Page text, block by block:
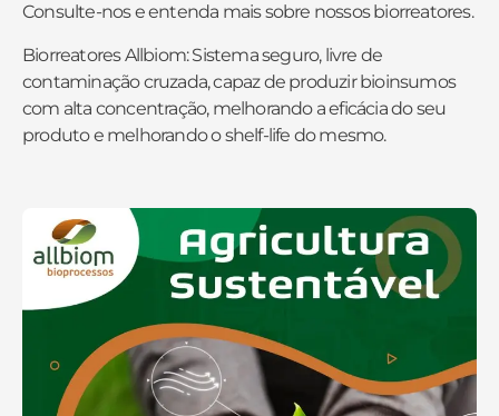
Consulte-nos e entenda mais sobre nossos biorreatores.
Biorreatores Allbiom: Sistema seguro, livre de
contaminação cruzada, capaz de produzir bioinsumos
com alta concentração, melhorando a eficácia do seu
produto e melhorando o shelf-life do mesmo.